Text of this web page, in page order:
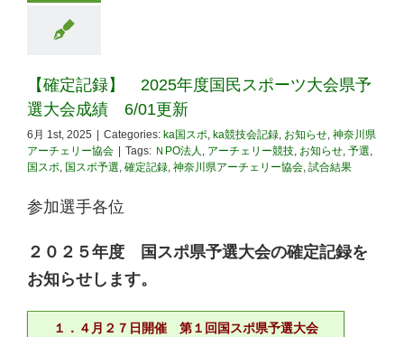
【確定記録】 2025年度国民スポーツ大会県予
選大会成績 6/01更新
6月 1st, 2025 Categories: ka国スポ, ka競技会記録, お知らせ, 神奈川県
アーチェリー協会
Tags: ＮPO法人 , アーチェリー競技, お知らせ, 予選,
国スポ, 国スポ予選, 確定記録, 神奈川県アーチェリー協会, 試合結果
参加選手各位
２０２５年度 国スポ県予選大会の確定記録を
お知らせします。
１．４月２７日開催 第１回国スポ県予選大会